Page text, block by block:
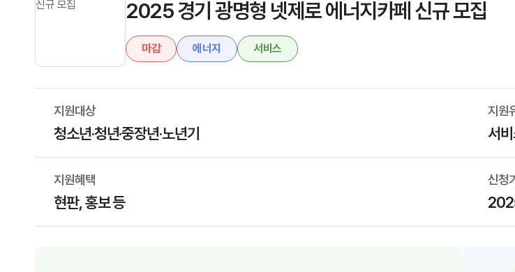
2025 경기 광명형 넷제로 에너지카페 신규 모집
마감 에너지 서비스
지원대상
청소년·청년·중장년·노년기
지원
서
지원혜택
현판, 홍보 등
신청